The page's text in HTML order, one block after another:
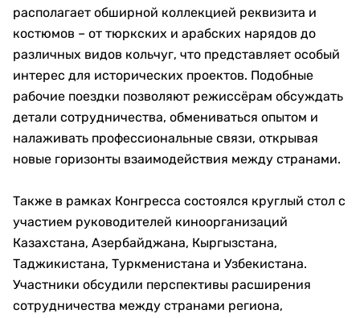
располагает обширной коллекцией реквизита и
костюмов – от тюркских и арабских нарядов до
различных видов кольчуг, что представляет особый
интерес для исторических проектов. Подобные
рабочие поездки позволяют режиссёрам обсуждать
детали сотрудничества, обмениваться опытом и
налаживать профессиональные связи, открывая
новые горизонты взаимодействия между странами.
Также в рамках Конгресса состоялся круглый стол с
участием руководителей киноорганизаций
Казахстана, Азербайджана, Кыргызстана,
Таджикистана, Туркменистана и Узбекистана.
Участники обсудили перспективы расширения
сотрудничества между странами региона,